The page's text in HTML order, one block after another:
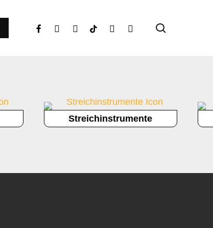
facebookyoutubeinstagram
tiktok phone email
Streichinstrumente